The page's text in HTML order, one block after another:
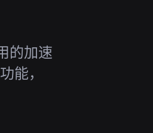
的加速
能，